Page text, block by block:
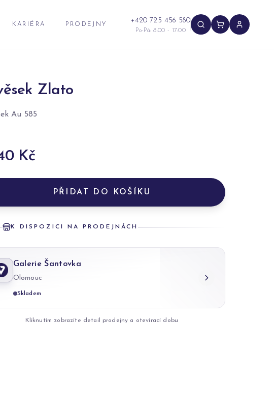
KARIÉRA PRODEJNY +420 725 456 580
Po-Pá: 8:00 - 17:00
Zlato
Au 585
Kč
PŘIDAT DO KOŠÍKU
K DISPOZICI NA PRODEJNÁCH
Galerie Šantovka
Olomouc
Skladem
Kliknutím zobrazíte detail prodejny a otevírací dobu